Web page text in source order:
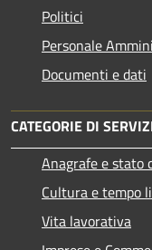
Politici
Personale
Documenti e dati
CATEGORIE DI
Anagrafe e stato
Cultura e tempo
Vita lavorativa